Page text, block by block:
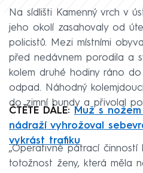
Na sídlišti Kamenný vrch v
jeho okolí zasahovaly od
policistů. Mezi místními
před nedávnem porodila a
kolem druhé hodiny ráno
odpad. Náhodný
do zimní bundy a přivolal
ČTĚTE DÁLE:
Muž s
nádraží vyhrožoval
vykrást trafiku
„Operativně pátrací činností
totožnost ženy, která měla